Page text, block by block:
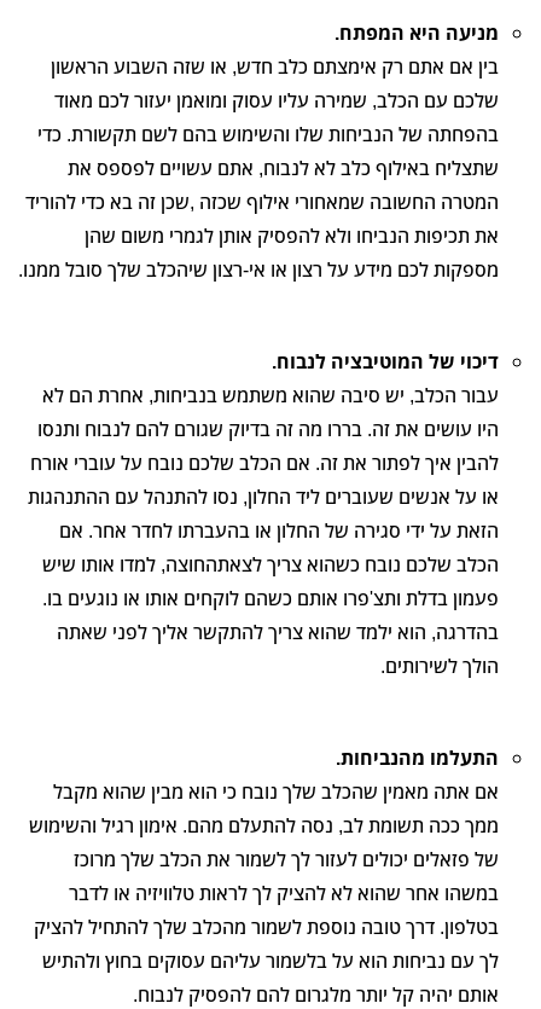
מניעה היא המפתח.
בין אם אתם רק אימצתם כלב חדש, או שזה השבוע הראשון
שלכם עם הכלב, שמירה עליו עסוק ומואמן יעזור לכם מאוד
בהפחתה של הנביחות שלו והשימוש בהם לשם תקשורת. כדי
שתצליח באילוף כלב לא לנבוח, אתם עשויים לפספס את
המטרה החשובה שמאחורי אילוף שכזה ,שכן זה בא כדי להוריד
את תכיפות הנביחו ולא להפסיק אותן לגמרי משום שהן
מספקות לכם מידע על רצון או אי-רצון שיהכלב שלך סובל ממנו.
דיכוי של המוטיבציה לנבוח.
עבור הכלב, יש סיבה שהוא משתמש בנביחות, אחרת הם לא
היו עושים את זה. בררו מה זה בדיוק שגורם להם לנבוח ותנסו
להבין איך לפתור את זה. אם הכלב שלכם נובח על עוברי אורח
או על אנשים שעוברים ליד החלון, נסו להתנהל עם ההתנהגות
הזאת על ידי סגירה של החלון או בהעברתו לחדר אחר. אם
הכלב שלכם נובח כשהוא צריך לצאתהחוצה, למדו אותו שיש
פעמון בדלת ותצ'פרו אותם כשהם לוקחים אותו או נוגעים בו.
בהדרגה, הוא ילמד שהוא צריך להתקשר אליך לפני שאתה
הולך לשירותים.
התעלמו מהנביחות.
אם אתה מאמין שהכלב שלך נובח כי הוא מבין שהוא מקבל
ממך ככה תשומת לב, נסה להתעלם מהם. אימון רגיל והשימוש
של פזאלים יכולים לעזור לך לשמור את הכלב שלך מרוכז
במשהו אחר שהוא לא להציק לך לראות טלוויזיה או לדבר
בטלפון. דרך טובה נוספת לשמור מהכלב שלך להתחיל להציק
לך עם נביחות הוא על בלשמור עליהם עסוקים בחוץ ולהתיש
אותם יהיה קל יותר מלגרום להם להפסיק לנבוח.